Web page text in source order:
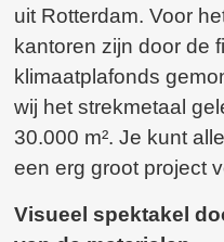
uit Rotterdam. Voor
kantoren zijn door de
klimaatplafonds
wij het strekmetaal
30.000 m². Je kunt
een erg groot project
Visueel spektakel